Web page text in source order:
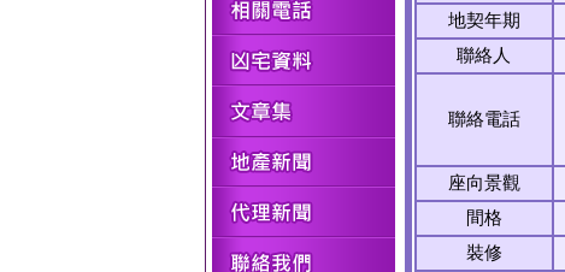
地契年期
聯絡人
聯絡電話
座向景觀
間格
裝修